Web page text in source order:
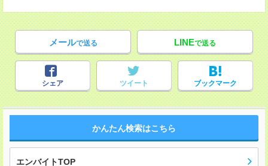
メールで送る LINEで送る
シェア ツイート ブックマーク
かんたん検索はこちら
エンバイトTOP